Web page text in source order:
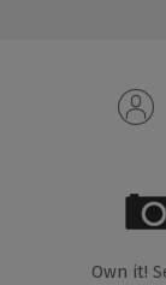
Own it!